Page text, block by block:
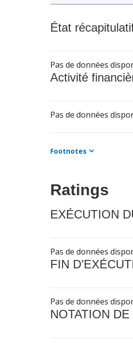
État
Pas de données
Activité
Pas de données
Footnotes
Ratings
EXÉCUTION
Pas de données
FIN
Pas de données
NOTATION